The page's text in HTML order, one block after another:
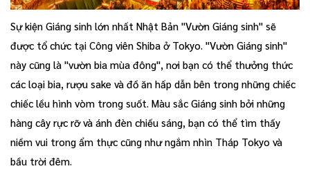
Sự kiện Giáng sinh lớn nhất Nhật Bản "Vườn Giáng sinh" sẽ
được tổ chức tại Công viên Shiba ở Tokyo. "Vườn Giáng sinh"
này cũng là "vườn bia mùa đông", nơi bạn có thể thưởng thức
các loại bia, rượu sake và đồ ăn hấp dẫn bên trong những chiếc
chiếc lều hình vòm trong suốt. Màu sắc Giáng sinh bởi những
hàng cây rực rỡ và ánh đèn chiếu sáng, bạn có thể tìm thấy
niềm vui trong ẩm thực cũng như ngắm nhìn Tháp Tokyo và
bầu trời đêm.